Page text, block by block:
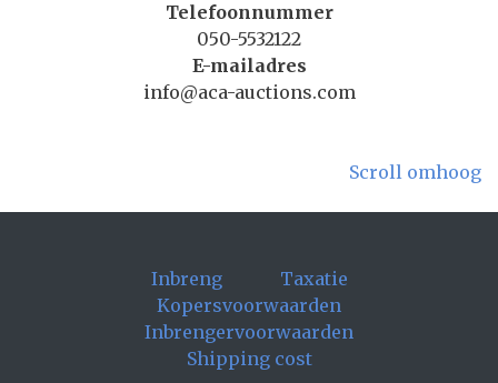
Telefoonnummer
050-5532122
E-mailadres
info@aca-auctions.com
Scroll omhoog
Inbreng
Taxatie
Kopersvoorwaarden
Inbrengervoorwaarden
Shipping cost